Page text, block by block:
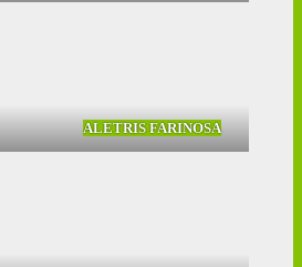
ALETRIS FARINOSA